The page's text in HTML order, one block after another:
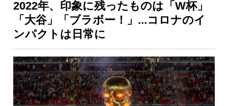
2022年、印象に残ったものは「W杯」
「大谷」「ブラボー！」...コロナのイ
ンパクトは日常に